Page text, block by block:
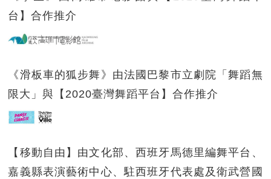
台】合作推介
《滑板車的狐步舞》由法國巴黎市立劇院「舞蹈無
限大」與【2020臺灣舞蹈平台】合作推介
【移動自由】由文化部、西班牙馬德里編舞平台、
嘉義縣表演藝術中心、駐西班牙代表處及衛武營國